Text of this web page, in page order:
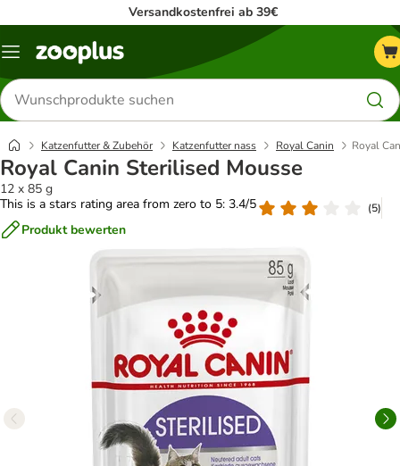
Versandkostenfrei ab 39€
Menü
Produkte
suchen
Katzenfutter & Zubehör Katzenfutter nass Royal Canin Royal
Royal Canin Sterilised Mousse
12 x 85 g
This is a stars rating area from zero to 5: 3.4/5
(5)
Produkt bewerten